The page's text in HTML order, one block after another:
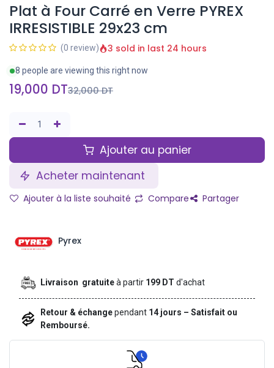
Plat à Four Carré en Verre PYREX
IRRESISTIBLE 29x23 cm
(0 review) 3 sold in last 24 hours
8 people are viewing this right now
19,000 DT32,000DT
Ajouter au panier
Acheter maintenant
Ajouter à la liste souhaité Compare Partager
Pyrex
Livraison gratuiteà partir 199 DTd'achat
Retour & échangependant 14 jours – Satisfait ou
Remboursé.